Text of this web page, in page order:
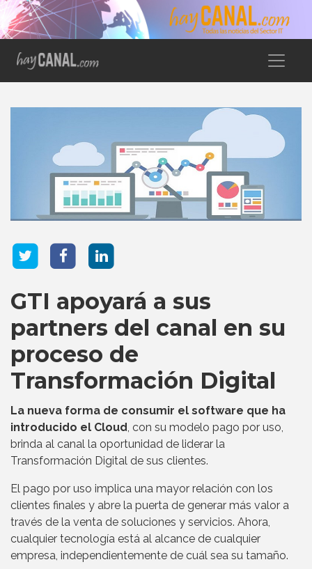
GTI apoyará a sus
partners del canal en su
proceso de
Transformación Digital
La nueva forma de consumir el software que ha
introducido el Cloud, con su modelo pago por uso,
brinda al canal la oportunidad de liderar la
Transformación Digital de sus clientes.
El pago por uso implica una mayor relación con los
clientes finales y abre la puerta de generar más valor a
través de la venta de soluciones y servicios. Ahora,
cualquier tecnología está al alcance de cualquier
empresa, independientemente de cuál sea su tamaño.